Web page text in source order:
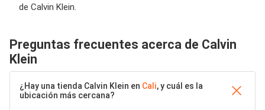
de Calvin Klein.
Preguntas frecuentes acerca de Calvin
Klein
¿Hay una tienda Calvin Klein en Cali, y cuál es la
ubicación más cercana?